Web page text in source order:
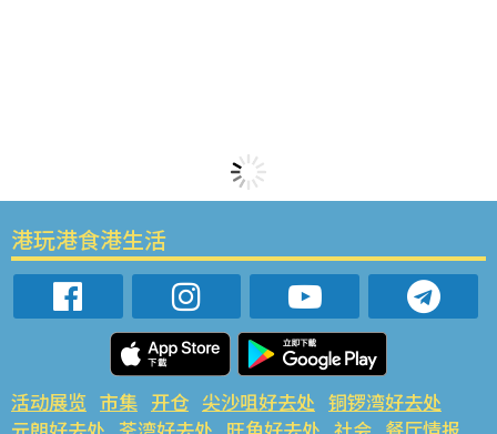
港玩港食港生活
活动展览 市集 开仓 尖沙咀好去处 铜锣湾好去处